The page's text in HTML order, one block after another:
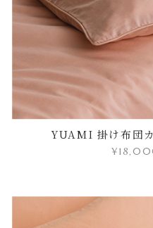
YUAMI 掛け布団